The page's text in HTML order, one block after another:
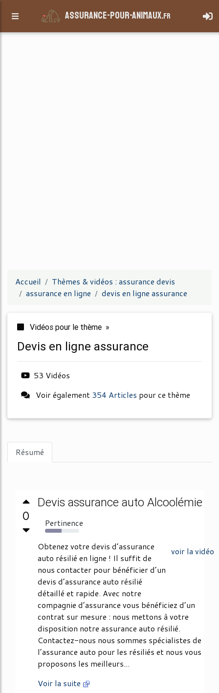
assurance-pour-animaux.fr
Accueil
Thèmes & vidéos : assurance devis
assurance en ligne
devis en ligne assurance
Vidéos pour le thème »
devis en ligne assurance
53 Vidéos
Voir également 354 Articles pour ce thème
Résumé
0
Devis assurance auto Alcoolémie
Pertinence
49%
voir la vidéo
Obtenez votre devis d’assurance
auto résilié en ligne ! Il suffit de
nous contacter pour bénéficier d’un
devis d’assurance auto résilié
détaillé et rapide. Avec notre
compagnie d’assurance vous bénéficiez d’un
contrat sur mesure : nous mettons à votre
disposition notre assurance auto résilié.
Contactez-nous nous sommes spécialistes de
l’assurance auto pour les résiliés et nous vous
proposons les meilleurs...
Voir la suite